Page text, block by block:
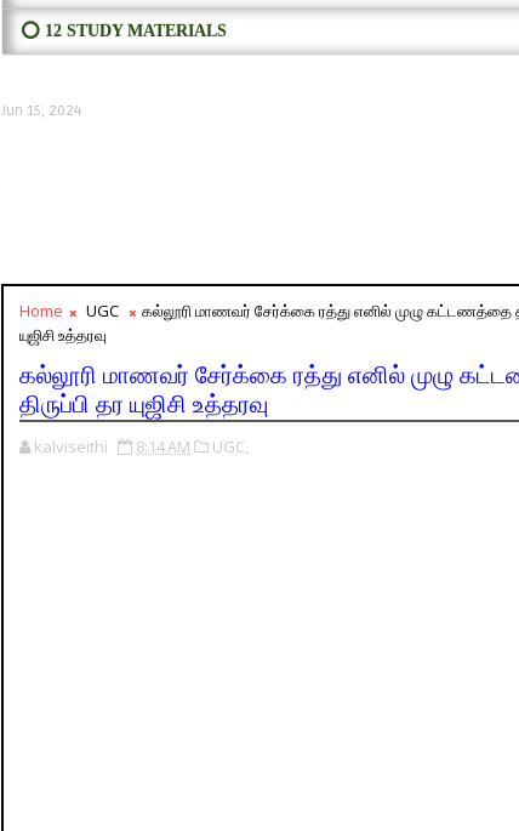
⭕ 12 STUDY MATERIALS
Jun 15, 2024
Home UGC
கல்லூரி மாணவர் சேர்க்கை ரத்து எனில் முழு கட்டணத்தை
யுஜிசி உத்தரவு
கல்லூரி மாணவர் சேர்க்கை ரத்து எனில் முழு
திருப்பி தர யுஜிசி உத்தரவு
kalviseithi 8:14 AM UGC,